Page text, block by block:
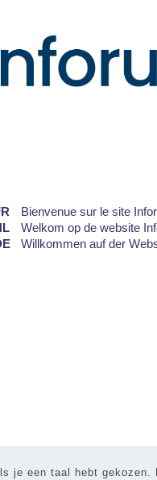
je een taal hebt
Bienvenue sur le site
Welkom op de website
Willkommen auf der